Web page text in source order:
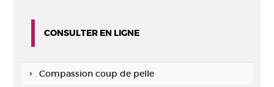
CONSULTER EN LIGNE
Compassion coup de pelle